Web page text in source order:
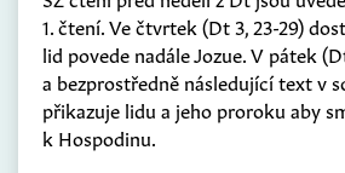
1. čtení. Ve čtvrtek (Dt 3, 23-29)
lid povede nadále Jozue. V pátek
a bezprostředně následující text v
přikazuje lidu a jeho proroku aby
k Hospodinu.